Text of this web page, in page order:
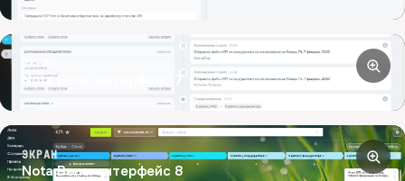
ЭКРАН
Nota Bene: интерфейс 7
ЭКРАН
Nota Bene: интерфейс 8